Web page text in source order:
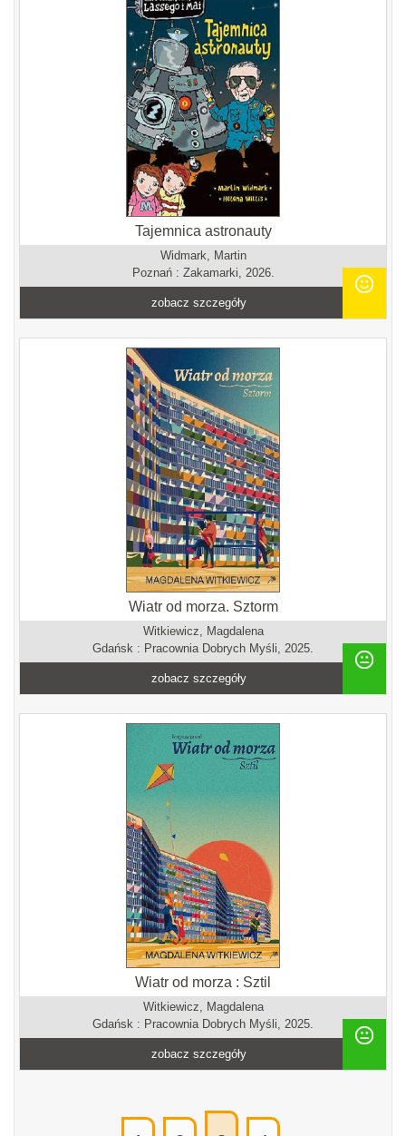
Tajemnica astronauty
Widmark, Martin
Poznań : Zakamarki, 2026.
zobacz szczegóły
Wiatr od morza. Sztorm
Witkiewicz, Magdalena
Gdańsk : Pracownia Dobrych Myśli, 2025.
zobacz szczegóły
Wiatr od morza : Sztil
Witkiewicz, Magdalena
Gdańsk : Pracownia Dobrych Myśli, 2025.
zobacz szczegóły